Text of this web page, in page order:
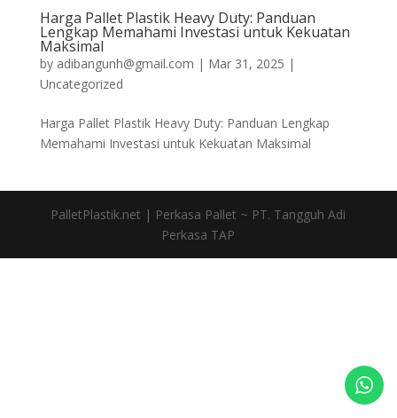
Harga Pallet Plastik Heavy Duty: Panduan
Lengkap Memahami Investasi untuk Kekuatan
Maksimal
by adibangunh@gmail.com | Mar 31, 2025 |
Uncategorized
Harga Pallet Plastik Heavy Duty: Panduan Lengkap
Memahami Investasi untuk Kekuatan Maksimal
PalletPlastik.net | Perkasa Pallet ~ PT. Tangguh Adi
Perkasa TAP